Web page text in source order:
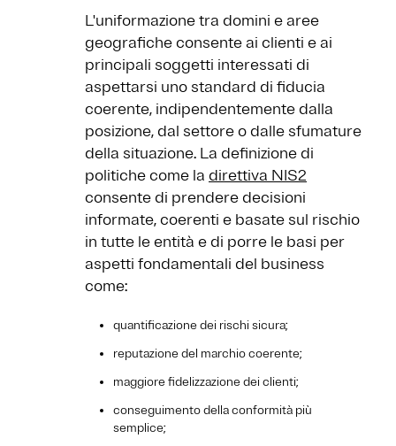
L'uniformazione tra domini e aree
geografiche consente ai clienti e ai
principali soggetti interessati di
aspettarsi uno standard di fiducia
coerente, indipendentemente dalla
posizione, dal settore o dalle sfumature
della situazione. La definizione di
politiche come la direttiva NIS2
consente di prendere decisioni
informate, coerenti e basate sul rischio
in tutte le entità e di porre le basi per
aspetti fondamentali del business
come:
quantificazione dei rischi sicura;
reputazione del marchio coerente;
maggiore fidelizzazione dei clienti;
conseguimento della conformità più
semplice;